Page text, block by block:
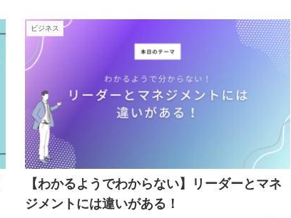
ビジネス
【わかるようでわからない】リーダーとマネ
ジメントには違いがある！